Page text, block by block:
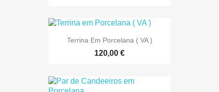
Terrina Em Porcelana ( VA )
120,00 €